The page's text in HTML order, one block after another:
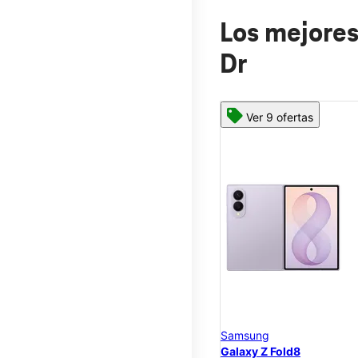
Los
Dr
Ver 9 ofertas
Samsung
Galaxy Z Fold8